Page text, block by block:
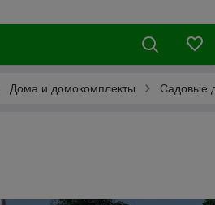
Дома и домокомплекты Садовые